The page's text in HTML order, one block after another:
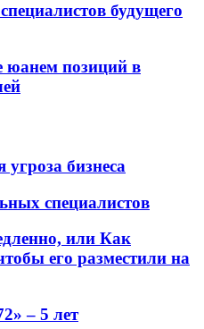
будущего
юанем позиций в
бизнеса
специалистов
или Как
его разместили на
– 5 лет